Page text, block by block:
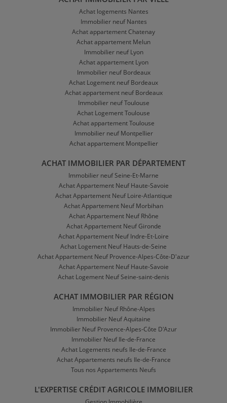
Achat logements Nantes
Immobilier neuf Nantes
Achat appartement Chatenay
Achat appartement Melun
Immobilier neuf Lyon
Achat appartement Lyon
Immobilier neuf Bordeaux
Achat Logement neuf Bordeaux
Achat appartement neuf Bordeaux
Immobilier neuf Toulouse
Achat Logement Toulouse
Achat appartement Toulouse
Immobilier neuf Montpellier
Achat appartement Montpellier
ACHAT IMMOBILIER PAR DÉPARTEMENT
Immobilier neuf Seine-Et-Marne
Achat Appartement Neuf Haute-Savoie
Achat Appartement Neuf Loire-Atlantique
Achat Appartement Neuf Morbihan
Achat Appartement Neuf Rhône
Achat Appartement Neuf Gironde
Achat Appartement Neuf Indre-Et-Loire
Achat Logement Neuf Hauts-de-Seine
Achat Appartement Neuf Provence-Alpes-Côte-D'azur
Achat Appartement Neuf Haute-Savoie
Achat Logement Neuf Seine-saint-denis
ACHAT IMMOBILIER PAR RÉGION
Immobilier Neuf Rhône-Alpes
Immobilier Neuf Aquitaine
Immobilier Neuf Provence-Alpes-Côte D'Azur
Immobilier Neuf Ile-de-France
Achat Logements neufs Ile-de-France
Achat Appartements neufs Ile-de-France
Tous nos Appartements Neufs
L'EXPERTISE CRÉDIT AGRICOLE IMMOBILIER